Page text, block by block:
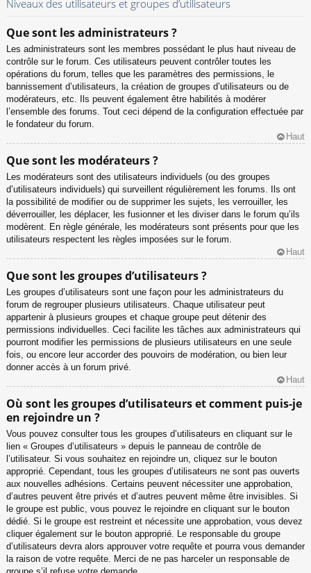
Niveaux des utilisateurs et groupes d’utilisateurs
Que sont les administrateurs ?
Les administrateurs sont les membres possédant le plus haut niveau de
contrôle sur le forum. Ces utilisateurs peuvent contrôler toutes les
opérations du forum, telles que les paramètres des permissions, le
bannissement d’utilisateurs, la création de groupes d’utilisateurs ou de
modérateurs, etc. Ils peuvent également être habilités à modérer
l’ensemble des forums. Tout ceci dépend de la configuration effectuée par
le fondateur du forum.
Haut
Que sont les modérateurs ?
Les modérateurs sont des utilisateurs individuels (ou des groupes
d’utilisateurs individuels) qui surveillent régulièrement les forums. Ils ont
la possibilité de modifier ou de supprimer les sujets, les verrouiller, les
déverrouiller, les déplacer, les fusionner et les diviser dans le forum qu’ils
modèrent. En règle générale, les modérateurs sont présents pour que les
utilisateurs respectent les règles imposées sur le forum.
Haut
Que sont les groupes d’utilisateurs ?
Les groupes d’utilisateurs sont une façon pour les administrateurs du
forum de regrouper plusieurs utilisateurs. Chaque utilisateur peut
appartenir à plusieurs groupes et chaque groupe peut détenir des
permissions individuelles. Ceci facilite les tâches aux administrateurs qui
pourront modifier les permissions de plusieurs utilisateurs en une seule
fois, ou encore leur accorder des pouvoirs de modération, ou bien leur
donner accès à un forum privé.
Haut
Où sont les groupes d’utilisateurs et comment puis-je
en rejoindre un ?
Vous pouvez consulter tous les groupes d’utilisateurs en cliquant sur le
lien « Groupes d’utilisateurs » depuis le panneau de contrôle de
l’utilisateur. Si vous souhaitez en rejoindre un, cliquez sur le bouton
approprié. Cependant, tous les groupes d’utilisateurs ne sont pas ouverts
aux nouvelles adhésions. Certains peuvent nécessiter une approbation,
d’autres peuvent être privés et d’autres peuvent même être invisibles. Si
le groupe est public, vous pouvez le rejoindre en cliquant sur le bouton
dédié. Si le groupe est restreint et nécessite une approbation, vous devez
cliquer également sur le bouton approprié. Le responsable du groupe
d’utilisateurs devra alors approuver votre requête et pourra vous demander
la raison de votre requête. Merci de ne pas harceler un responsable de